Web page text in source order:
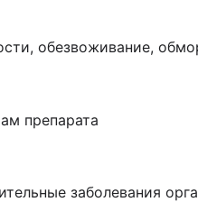
обезвоживание,
препарата
заболевания